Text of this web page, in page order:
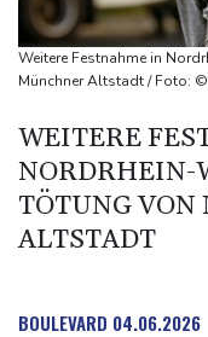
Bericht: Trotz
und Berlin pünktlich
FC Bayern: Kompany
Weitere Festnahme in
Münchner Altstadt / Foto: ©
WEITERE
NORDRHEIN-
TÖTUNG
ALTSTADT
BOULEVARD 04.06.2026